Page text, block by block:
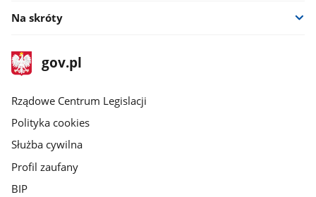
Na skróty
stopka
gov.plStrona
gov.pl
Rządowe Centrum Legislacji
Polityka cookies
Służba cywilna
Profil zaufany
BIP